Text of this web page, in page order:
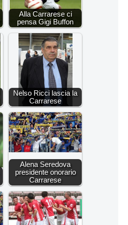
Alla Carrarese ci
pensa Gigi Buffon
Nelso Ricci lascia la
Carrarese
Alena Seredova
presidente onorario
Carrarese